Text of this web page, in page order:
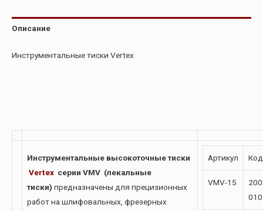
Описание
Инструментальные тиски Vertex
Инструментальные высокоточные тиски
Vertex серии VMV (лекальные
тиски) предназначены для прецизионных
работ на шлифовальных, фрезерных
Артикул Код
VMV-15
010